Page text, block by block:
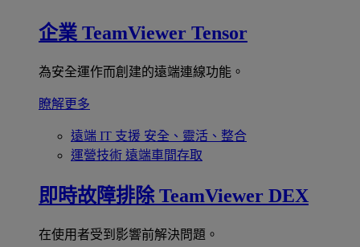
企業 TeamViewer Tensor
為安全運作而創建的遠端連線功能。
瞭解更多
遠端 IT 支援 安全、靈活、整合
運營技術 遠端車間存取
即時故障排除 TeamViewer DEX
在使用者受到影響前解決問題。